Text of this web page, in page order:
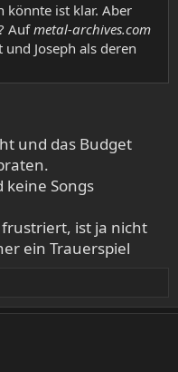
könnte ist klar. Aber
Aufmetal-archives.com
Joseph als deren
und das Budget
Songs
ist ja nicht
ein Trauerspiel